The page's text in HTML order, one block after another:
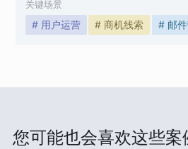
关键场景
# 用户运营 # 商机线索 # 邮
您可能也会喜欢这些案